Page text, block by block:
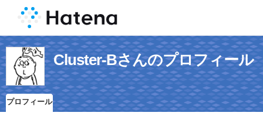
Cluster-Bさんのプロフィール
プロフィール